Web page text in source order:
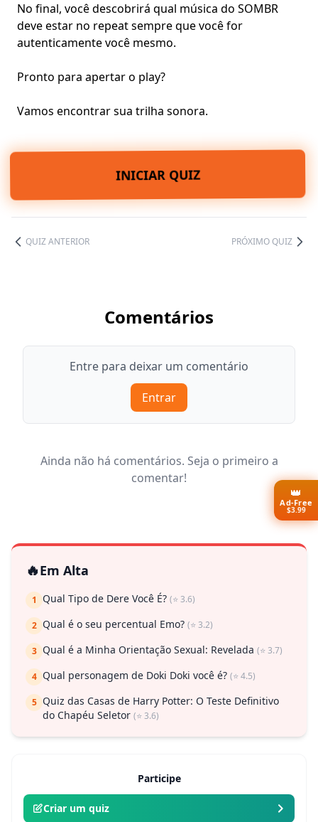
No final, você descobrirá qual música do SOMBR
deve estar no repeat sempre que você for
autenticamente você mesmo.
Pronto para apertar o play?
Vamos encontrar sua trilha sonora.
INICIAR QUIZ
QUIZ ANTERIOR PRÓXIMO QUIZ
Comentários
Entre para deixar um comentário
Entrar
Ainda não há comentários. Seja o primeiro a
comentar!
🔥Em Alta
1 Qual Tipo de Dere Você É? (⭐ 3.6)
2 Qual é o seu percentual Emo? (⭐ 3.2)
3 Qual é a Minha Orientação Sexual: Revelada (⭐ 3.7)
4 Qual personagem de Doki Doki você é? (⭐ 4.5)
5 Quiz das Casas de Harry Potter: O Teste Definitivo
do Chapéu Seletor (⭐ 3.6)
Participe
Criar um quiz
👑
Ad-Free
$3.99